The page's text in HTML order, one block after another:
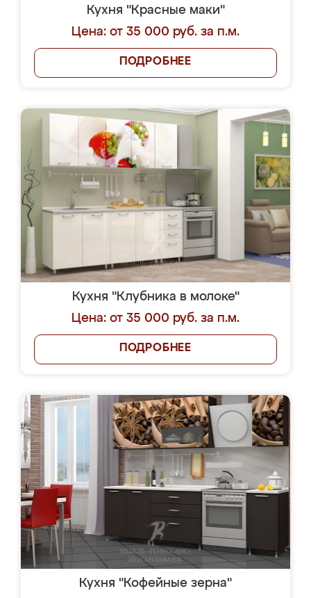
Кухня "Красные маки"
Цена: от 35 000 руб. за п.м.
ПОДРОБНЕЕ
Кухня "Клубника в молоке"
Цена: от 35 000 руб. за п.м.
ПОДРОБНЕЕ
Кухня "Кофейные зерна"